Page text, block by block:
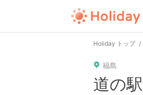
Holiday トップ
福島
道の